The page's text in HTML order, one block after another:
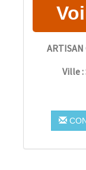
ARTISAN
Ville :